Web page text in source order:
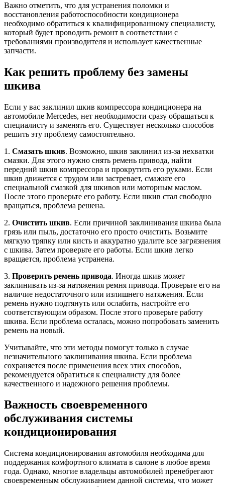
Важно отметить, что для устранения поломки и
восстановления работоспособности кондиционера
необходимо обратиться к квалифицированному специалисту,
который будет проводить ремонт в соответствии с
требованиями производителя и использует качественные
запчасти.
Как решить проблему без замены
шкива
Если у вас заклинил шкив компрессора кондиционера на
автомобиле Mercedes, нет необходимости сразу обращаться к
специалисту и заменять его. Существует несколько способов
решить эту проблему самостоятельно.
1. Смазать шкив. Возможно, шкив заклинил из-за нехватки
смазки. Для этого нужно снять ремень привода, найти
передний шкив компрессора и прокрутить его руками. Если
шкив движется с трудом или застревает, смажьте его
специальной смазкой для шкивов или моторным маслом.
После этого проверьте его работу. Если шкив стал свободно
вращаться, проблема решена.
2. Очистить шкив. Если причиной заклинивания шкива была
грязь или пыль, достаточно его просто очистить. Возьмите
мягкую тряпку или кисть и аккуратно удалите все загрязнения
с шкива. Затем проверьте его работы. Если шкив легко
вращается, проблема устранена.
3. Проверить ремень привода. Иногда шкив может
заклинивать из-за натяжения ремня привода. Проверьте его на
наличие недостаточного или излишнего натяжения. Если
ремень нужно подтянуть или ослабить, настройте его
соответствующим образом. После этого проверьте работу
шкива. Если проблема осталась, можно попробовать заменить
ремень на новый.
Учитывайте, что эти методы помогут только в случае
незначительного заклинивания шкива. Если проблема
сохраняется после применения всех этих способов,
рекомендуется обратиться к специалисту для более
качественного и надежного решения проблемы.
Важность своевременного
обслуживания системы
кондиционирования
Система кондиционирования автомобиля необходима для
поддержания комфортного климата в салоне в любое время
года. Однако, многие владельцы автомобилей пренебрегают
своевременным обслуживанием данной системы, что может